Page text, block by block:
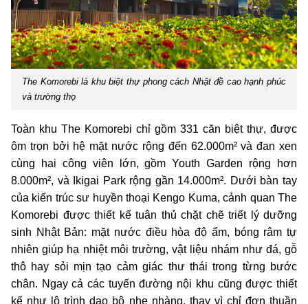
The Komorebi là khu biệt thự phong cách Nhật đề cao hạnh phúc
và trường thọ
Toàn khu The Komorebi chỉ gồm 331 căn biệt thự, được
ôm trọn bởi hệ mặt nước rộng đến 62.000m² và đan xen
cùng hai công viên lớn, gồm Youth Garden rộng hơn
8.000m², và Ikigai Park rộng gần 14.000m². Dưới bàn tay
của kiến trúc sư huyền thoại Kengo Kuma, cảnh quan The
Komorebi được thiết kế tuân thủ chặt chẽ triết lý dưỡng
sinh Nhật Bản: mặt nước điều hòa độ ẩm, bóng râm tự
nhiên giúp hạ nhiệt môi trường, vật liệu nhám như đá, gỗ
thô hay sỏi mịn tạo cảm giác thư thái trong từng bước
chân. Ngay cả các tuyến đường nội khu cũng được thiết
kế như lộ trình dạo bộ nhẹ nhàng, thay vì chỉ đơn thuần